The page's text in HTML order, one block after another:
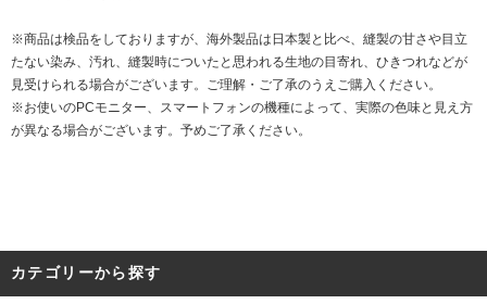
※商品は検品をしておりますが、海外製品は日本製と比べ、縫製の甘さや目立
たない染み、汚れ、縫製時についたと思われる生地の目寄れ、ひきつれなどが
見受けられる場合がございます。ご理解・ご了承のうえご購入ください。
※お使いのPCモニター、スマートフォンの機種によって、実際の色味と見え方
が異なる場合がございます。予めご了承ください。
カテゴリーから探す